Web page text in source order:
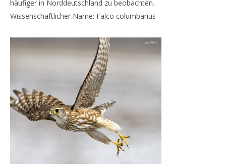
häufiger in Norddeutschland zu beobachten.
Wissenschaftlicher Name: Falco columbarius